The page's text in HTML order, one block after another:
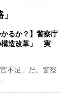
るか？】警察庁
構造改革」 実
不足」だ。警察